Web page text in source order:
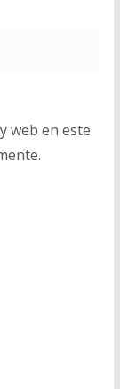
web en este